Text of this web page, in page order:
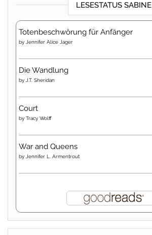
LESESTATUS SABINE
Totenbeschwörung für Anfänger
by Jennifer Alice Jager
Die Wandlung
by J.T. Sheridan
Court
by Tracy Wolff
War and Queens
by Jennifer L. Armentrout